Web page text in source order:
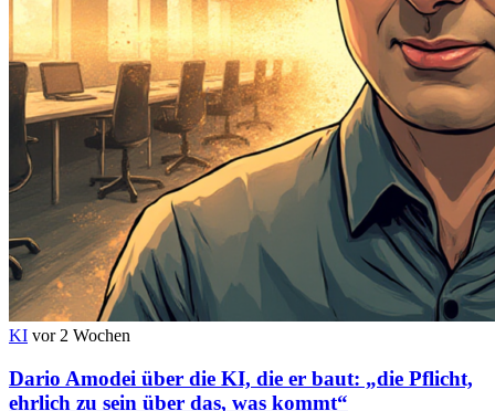
KI vor 2 Wochen
Dario Amodei über die KI, die er baut: „die Pflicht,
ehrlich zu sein über das, was kommt“